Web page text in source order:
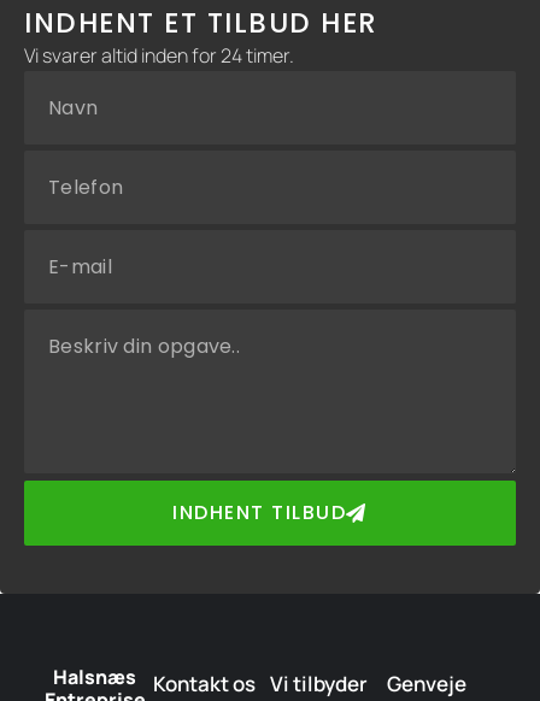
INDHENT ET TILBUD HER
Vi svarer altid inden for 24 timer.
INDHENT TILBUD
Halsnæs
Kontakt os Vi tilbyder Genveje